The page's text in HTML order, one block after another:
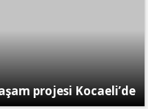
projesi Kocaeli’de